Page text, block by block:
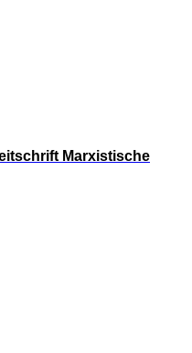
Marxistische